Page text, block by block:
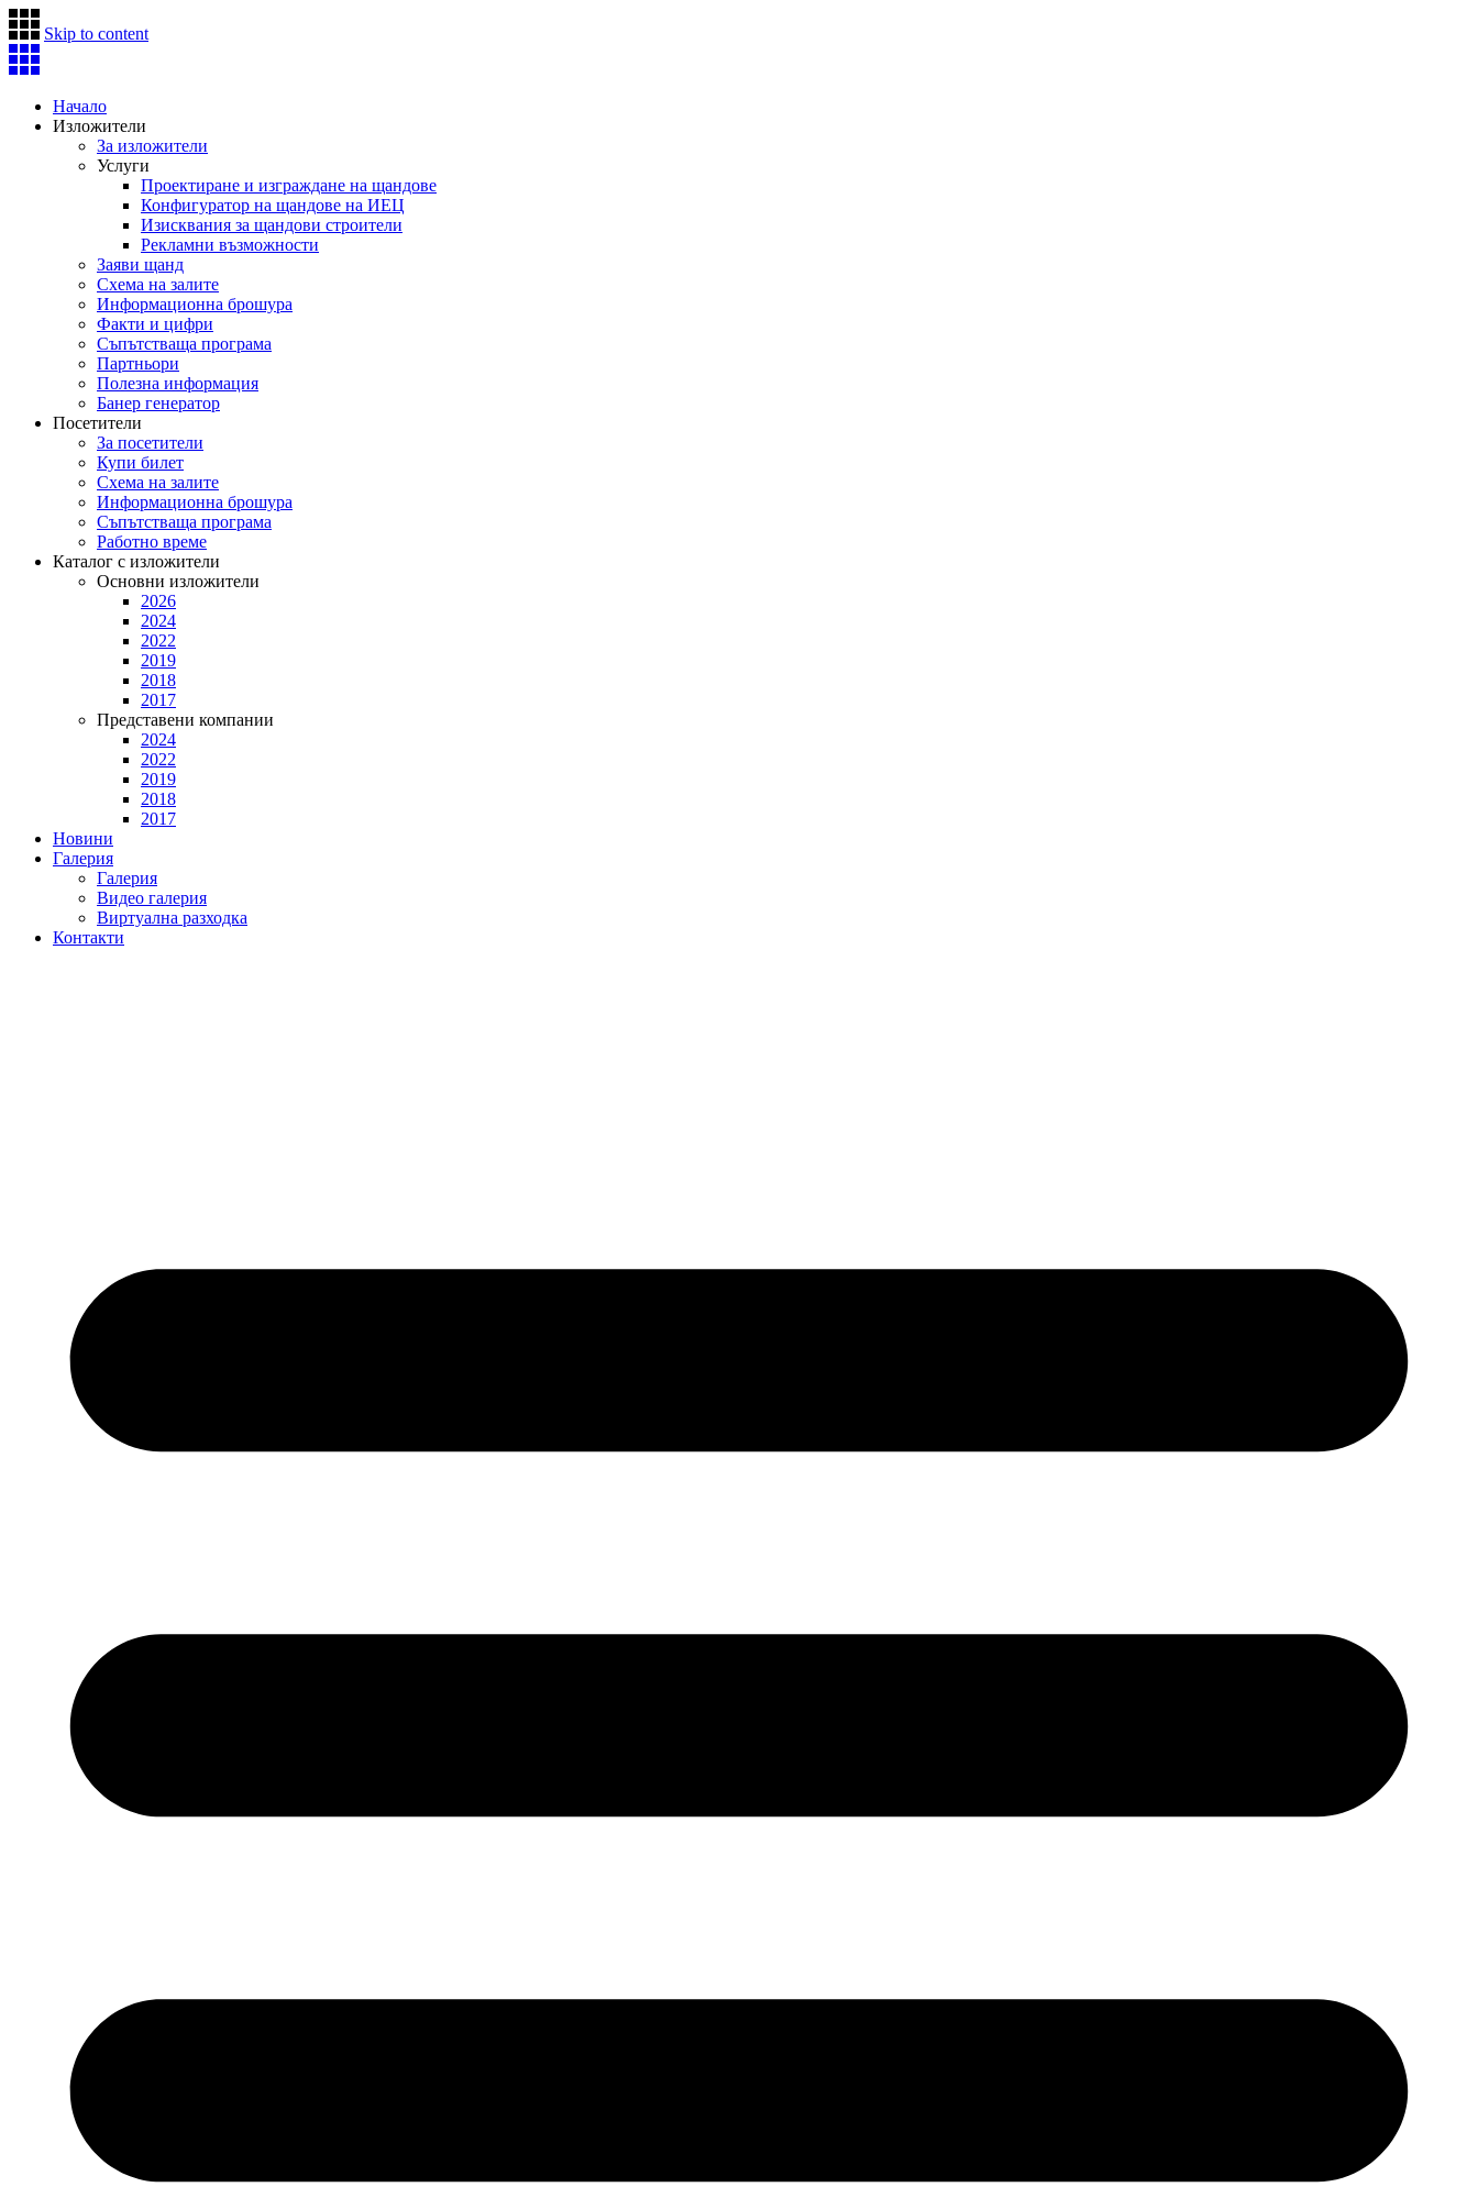
Skip to content
Начало
Изложители
За изложители
Услуги
Проектиране и изграждане на щандове
Конфигуратор на щандове на ИЕЦ
Изисквания за щандови строители
Рекламни възможности
Заяви щанд
Схема на залите
Информационна брошура
Факти и цифри
Съпътстваща програма
Партньори
Полезна информация
Банер генератор
Посетители
За посетители
Купи билет
Схема на залите
Информационна брошура
Съпътстваща програма
Работно време
Каталог с изложители
Основни изложители
2026
2024
2022
2019
2018
2017
Представени компании
2024
2022
2019
2018
2017
Новини
Галерия
Галерия
Видео галерия
Виртуална разходка
Контакти